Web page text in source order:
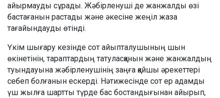
айырмауды сұрады. Жәбірленуші де жанжалды өзі
бастағанын растады және әкесіне жеңіл жаза
тағайындауды өтінді.
Үкім шығару кезінде сот айыпталушының шын
өкінетінін, тараптардың татуласқанын және жанжалдың
туындауына жәбірленушінің заңға қайшы әрекеттері
себеп болғанын ескерді. Нәтижесінде сот ер адамды
үш жылға шартты түрде бас бостандығынан айырып,